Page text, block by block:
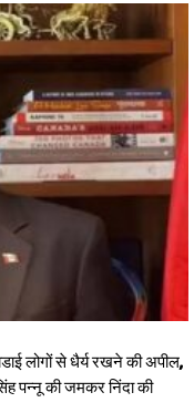
लोगों से धैर्य रखने की अपील,
पन्नू की जमकर निंदा की